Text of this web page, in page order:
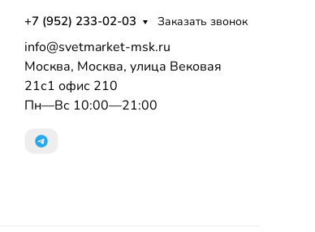
+7 (952) 233-02-03 Заказать звонок
info@svetmarket-msk.ru
Москва, Москва, улица Вековая
21с1 офис 210
Пн—Вс 10:00—21:00